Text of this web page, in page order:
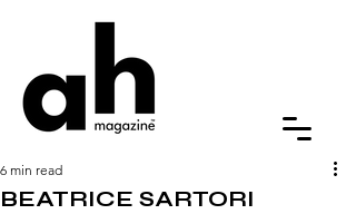
BEATRICE SARTORI
6 min read